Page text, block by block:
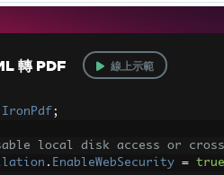
轉 PDF 線上示範
IronPdf ;
local disk access or
. EnableWebSecurity = true